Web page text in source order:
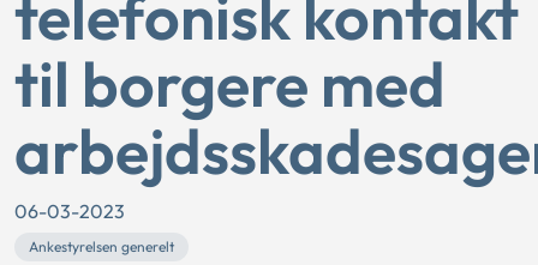
telefonisk kontakt
til borgere med
06-03-2023
Ankestyrelsen generelt